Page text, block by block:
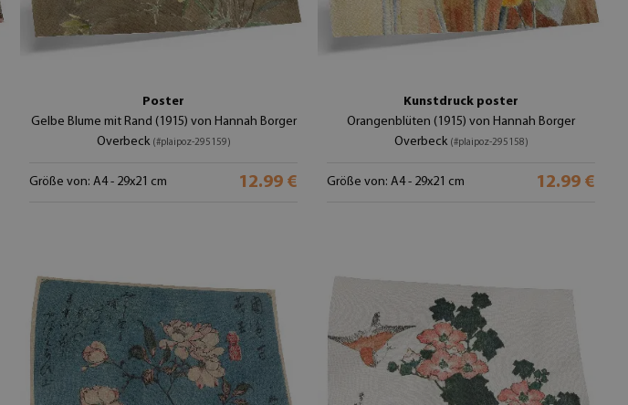
Poster
Gelbe Blume mit Rand (1915) von Hannah Borger
Overbeck (#plaipoz-295159)
Größe von: A4 - 29x21 cm 12.99 €
Kunstdruck poster
Orangenblüten (1915) von Hannah Borger
Overbeck (#plaipoz-295158)
Größe von: A4 - 29x21 cm 12.99 €